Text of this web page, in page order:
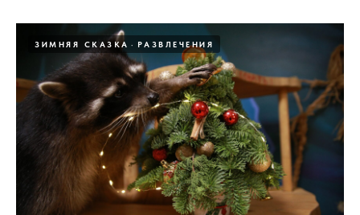
ЗИМНЯЯ СКАЗКА РАЗВЛЕЧЕНИЯ